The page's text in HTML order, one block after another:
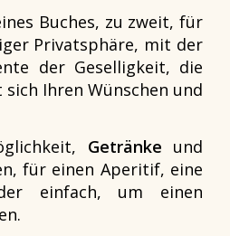
Buches, zu zweit, für
Privatsphäre, mit der
der Geselligkeit, die
sich Ihren Wünschen und
Getränke und
für einen Aperitif, eine
einfach, um einen